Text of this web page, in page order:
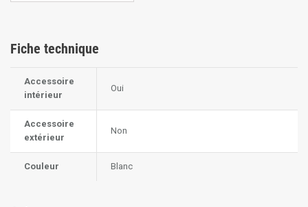
Fiche technique
Accessoire
intérieur
Oui
Accessoire
extérieur
Non
Couleur Blanc